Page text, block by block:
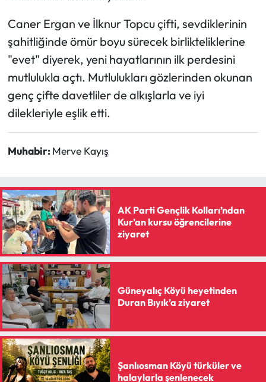
Caner Ergan ve İlknur Topcu çifti, sevdiklerinin
şahitliğinde ömür boyu sürecek birlikteliklerine
"evet" diyerek, yeni hayatlarının ilk perdesini
mutlulukla açtı. Mutlulukları gözlerinden okunan
genç çifte davetliler de alkışlarla ve iyi
dilekleriyle eşlik etti.
Muhabir: Merve Kayış
AK Parti Gençlik Kolları’ndan
Kur’an kursu öğrencilerine
ziyaret
Güneyalıç Köyü heyetinden
Duran Bıyık’a ziyaret
Şanlıosman Köyü türküler ve
halaylarla şenlenecek